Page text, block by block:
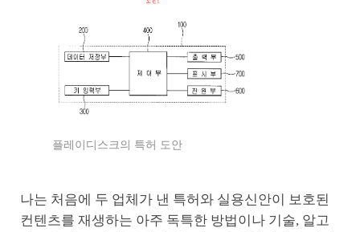
플레이디스크의 특허 도안
나는 처음에 두 업체가 낸 특허와 실용신안이 보호된
컨텐츠를 재생하는 아주 독특한 방법이나 기술, 알고